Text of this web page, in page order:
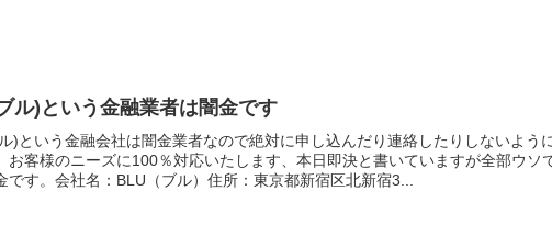
ル)という金融業者は闇金です
)という金融会社は闇金業者なので絶対に申し込んだり連絡したりしないよう
お客様のニーズに100％対応いたします、本日即決と書いていますが全部ウソ
です。会社名：BLU（ブル）住所：東京都新宿区北新宿3...